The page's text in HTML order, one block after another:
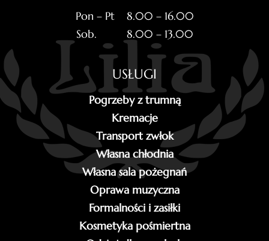
Pon – Pt 8.00 – 16.00
Sob. 8.00 – 13.00
USŁUGI
Pogrzeby z trumną
Kremacje
Transport zwłok
Własna chłodnia
Własna sala pożegnań
Oprawa muzyczna
Formalności i zasiłki
Kosmetyka pośmiertna